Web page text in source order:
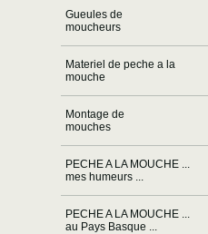
Gueules de
moucheurs
Materiel de peche a la
mouche
Montage de
mouches
PECHE A LA MOUCHE ...
mes humeurs ...
PECHE A LA MOUCHE ...
au Pays Basque ...